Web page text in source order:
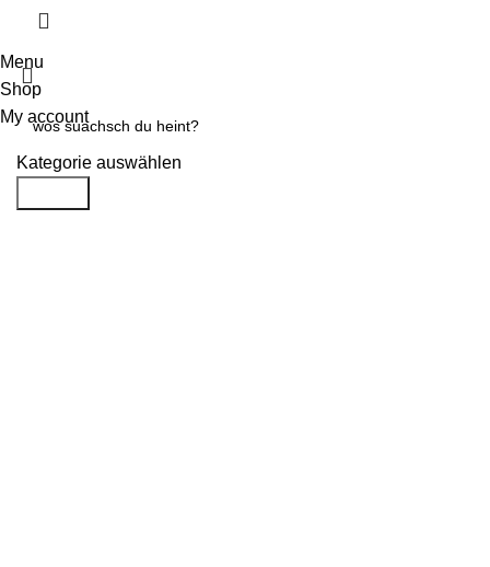
Kategorie auswählen
Menu
Shop
My account